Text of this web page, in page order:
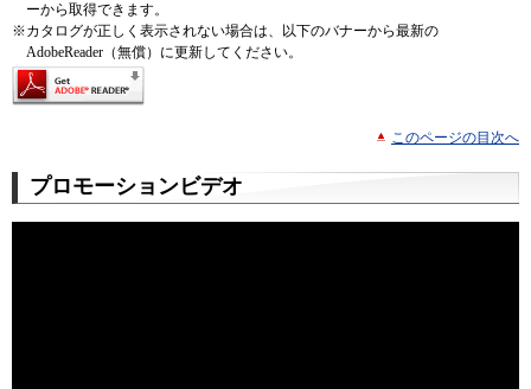
ーから取得できます。
※カタログが正しく表示されない場合は、以下のバナーから最新の
AdobeReader（無償）に更新してください。
このページの目次へ
プロモーションビデオ